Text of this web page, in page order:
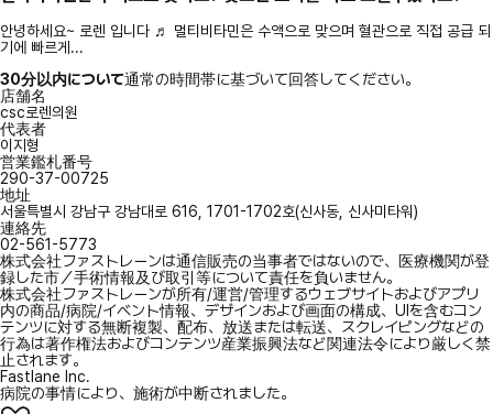
안녕하세요~ 로렌 입니다 ♬ 멀티비타민은 수액으로 맞으며 혈관으로 직접 공급 되
기에 빠르게...
30分以内について通常の時間帯に基づいて回答してください。
店舗名
csc로렌의원
代表者
이지형
営業鑑札番号
290-37-00725
地址
서울특별시 강남구 강남대로 616, 1701-1702호(신사동, 신사미타워)
連絡先
02-561-5773
株式会社ファストレーンは通信販売の当事者ではないので、医療機関が登
録した市／手術情報及び取引等について責任を負いません。
株式会社ファストレーンが所有/運営/管理するウェブサイトおよびアプリ
内の商品/病院/イベント情報、デザインおよび画面の構成、UIを含むコン
テンツに対する無断複製、配布、放送または転送、スクレイピングなどの
行為は著作権法およびコンテンツ産業振興法など関連法令により厳しく禁
止されます。
Fastlane Inc.
病院の事情により、施術が中断されました。